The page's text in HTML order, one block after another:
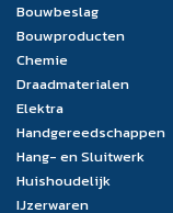
Bouwbeslag
Bouwproducten
Chemie
Draadmaterialen
Elektra
Handgereedschappen
Hang- en Sluitwerk
Huishoudelijk
IJzerwaren